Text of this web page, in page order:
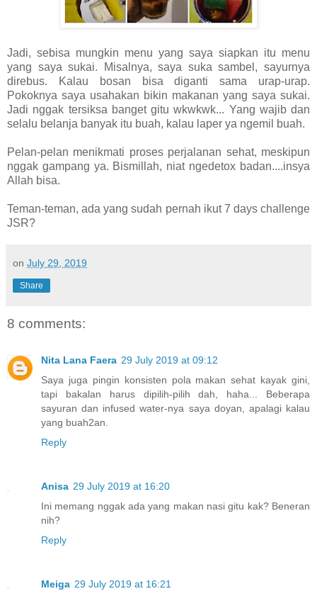
Jadi, sebisa mungkin menu yang saya siapkan itu menu
yang saya sukai. Misalnya, saya suka sambel, sayurnya
direbus. Kalau bosan bisa diganti sama urap-urap.
Pokoknya saya usahakan bikin makanan yang saya sukai.
Jadi nggak tersiksa banget gitu wkwkwk... Yang wajib dan
selalu belanja banyak itu buah, kalau laper ya ngemil buah.
Pelan-pelan menikmati proses perjalanan sehat, meskipun
nggak gampang ya. Bismillah, niat ngedetox badan....insya
Allah bisa.
Teman-teman, ada yang sudah pernah ikut 7 days challenge
JSR?
on July 29, 2019
Share
8 comments:
Nita Lana Faera 29 July 2019 at 09:12
Saya juga pingin konsisten pola makan sehat kayak gini,
tapi bakalan harus dipilih-pilih dah, haha... Beberapa
sayuran dan infused water-nya saya doyan, apalagi kalau
yang buah2an.
Reply
Anisa 29 July 2019 at 16:20
Ini memang nggak ada yang makan nasi gitu kak? Beneran
nih?
Reply
Meiga 29 July 2019 at 16:21